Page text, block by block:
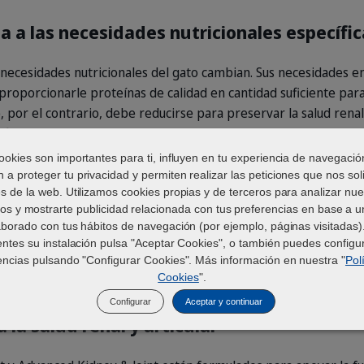
bannière-kj-article
a las necesidades nutricionales
nutricionales del gato cambian. Sus necesidades
proteínas de calidad en cantidad suficiente
por el contrario, debe reducirse para preservar la salud
requiriendo alimentos muy digestibles. Por último,
alimentos altamente apetecibles. La gama Veterinary
responder a estas necesidades particulares, en un
gradualmente para mantener la masa muscular. Las
esenciales y más del 85% de digestibilidad.El
para apoyar la función renal. Por último, un alto nivel
para compensar la pérdida de apetito.
la salud renal y articular
son importantes para ti, influyen en tu experiencia de
a proteger tu privacidad y permiten realizar las peticiones que nos
de la web. Utilizamos cookies propias y de terceros para analizar
y mostrarte publicidad relacionada con tus preferencias en base a
con tus hábitos de navegación (por ejemplo, páginas
su instalación pulsa "Aceptar Cookies", o también puedes
pulsando "Configurar Cookies". Más información en nuestra "
Cookies".
Configurar Aceptar y continuar